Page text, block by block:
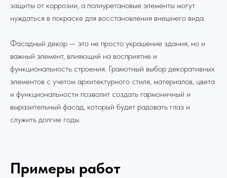
защиты от коррозии, а полиуретановые элементы могут
нуждаться в покраске для восстановления внешнего вида.
Фасадный декор — это не просто украшение здания, но и
важный элемент, влияющий на восприятие и
функциональность строения. Грамотный выбор декоративных
элементов с учетом архитектурного стиля, материалов, цвета
и функциональности позволит создать гармоничный и
выразительный фасад, который будет радовать глаз и
служить долгие годы.
Примеры работ
Адрес: Россия, Краснодар, мкр.
Пашковский, Переулок новый, 8
Заинтересовали наши услуги?
Мы вас проконсультируем
— мы в мессенджерах